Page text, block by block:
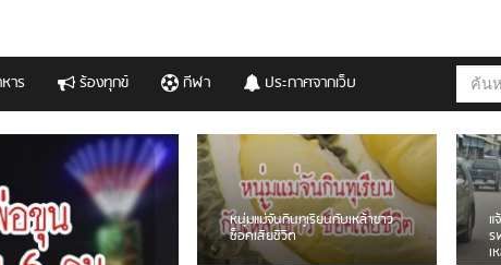
าร ร้องทุกข์ กีฬา ประกาศจากเว็บ
ชาวเน็ตฮา! รถเครื่องแม่สายชน
ป้ายร้านโลงศพแล้วหนี พบเสาหัก
เบรคหัก หวิดได้ใช้บริการ